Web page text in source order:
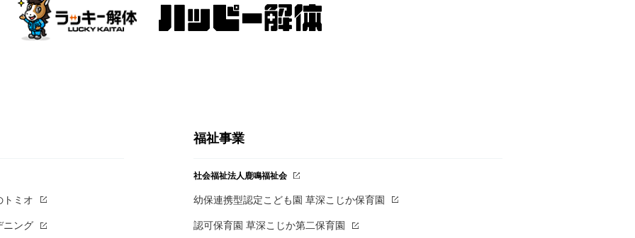
トミオ
ニング
福祉事業
社会福祉法人鹿鳴福祉会
幼保連携型認定こども園 草深こじか保育園
認可保育園 草深こじか第二保育園